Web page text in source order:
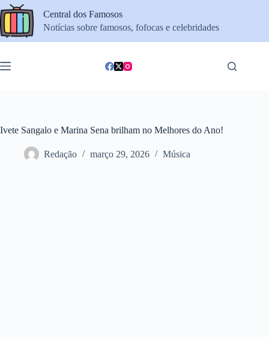
Pular
para
o
conteúdo
Central dos Famosos
Notícias sobre famosos, fofocas e celebridades
Ivete Sangalo e Marina Sena brilham no Melhores do Ano!
Redação março 29, 2026 Música